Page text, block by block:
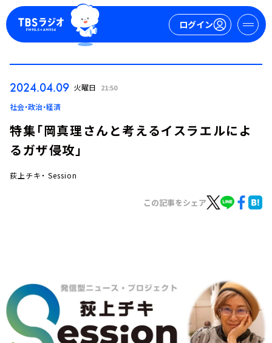
ログイン
イベント・グッズ
YouTube
会社情報
2024.04.09 火曜日 21:50
社会・政治・経済
特集「岡真理さんと考えるイスラエルによ
るガザ侵攻」
荻上チキ・ Session
この記事をシェア